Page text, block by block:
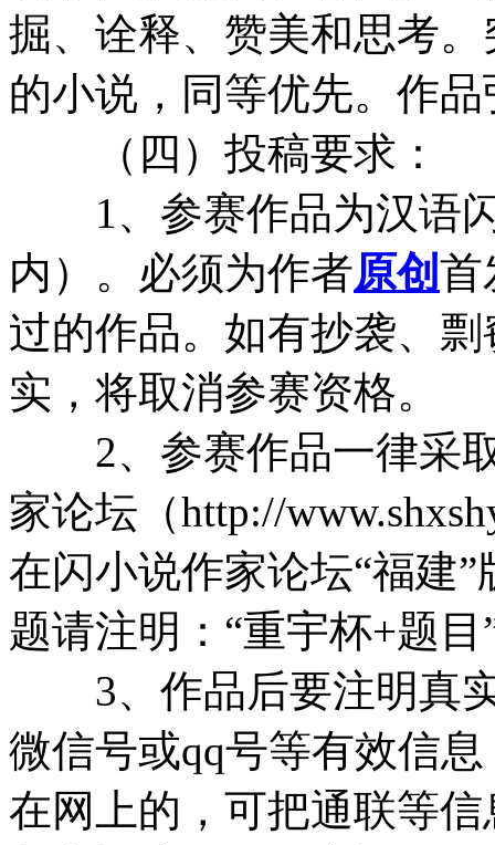
掘、诠释、赞美和思考
的小说，同等优先。作
（四）投稿要求：
1、参赛作品为汉语闪
内）。必须为作者原创 首
过的作品。如有抄袭、
实，将取消参赛资格。
2、参赛作品一律采取
家论坛（http://
在闪小说作家论坛“福建
题请注明：“重宇杯+题目
3、作品后要注明真实
微信号或qq号等有效信
在网上的，可把通联等